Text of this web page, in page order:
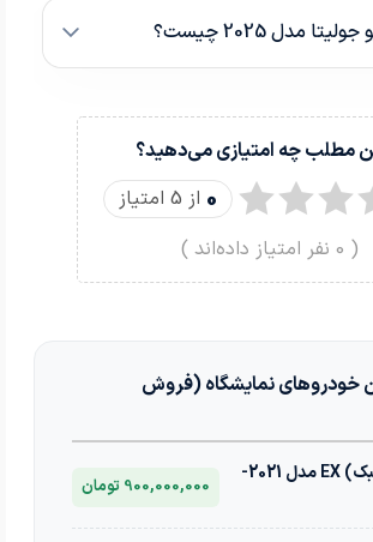
مدل 2025 چیست؟
مطلب چه امتیازی می‌دهید؟
0 از 5 امتیاز
(
0 نفر امتیاز داده‌اند )
خودروهای نمایشگاه (فروش
تیبا 2 (هاچبک) EX مدل 2021-
900,000,000 تومان